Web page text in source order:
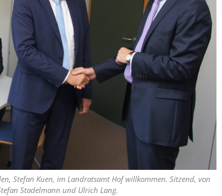
Stefan Kuen, im Landratsamt Hof willkommen. Sitzend, von
Stadelmann und Ulrich Lang.